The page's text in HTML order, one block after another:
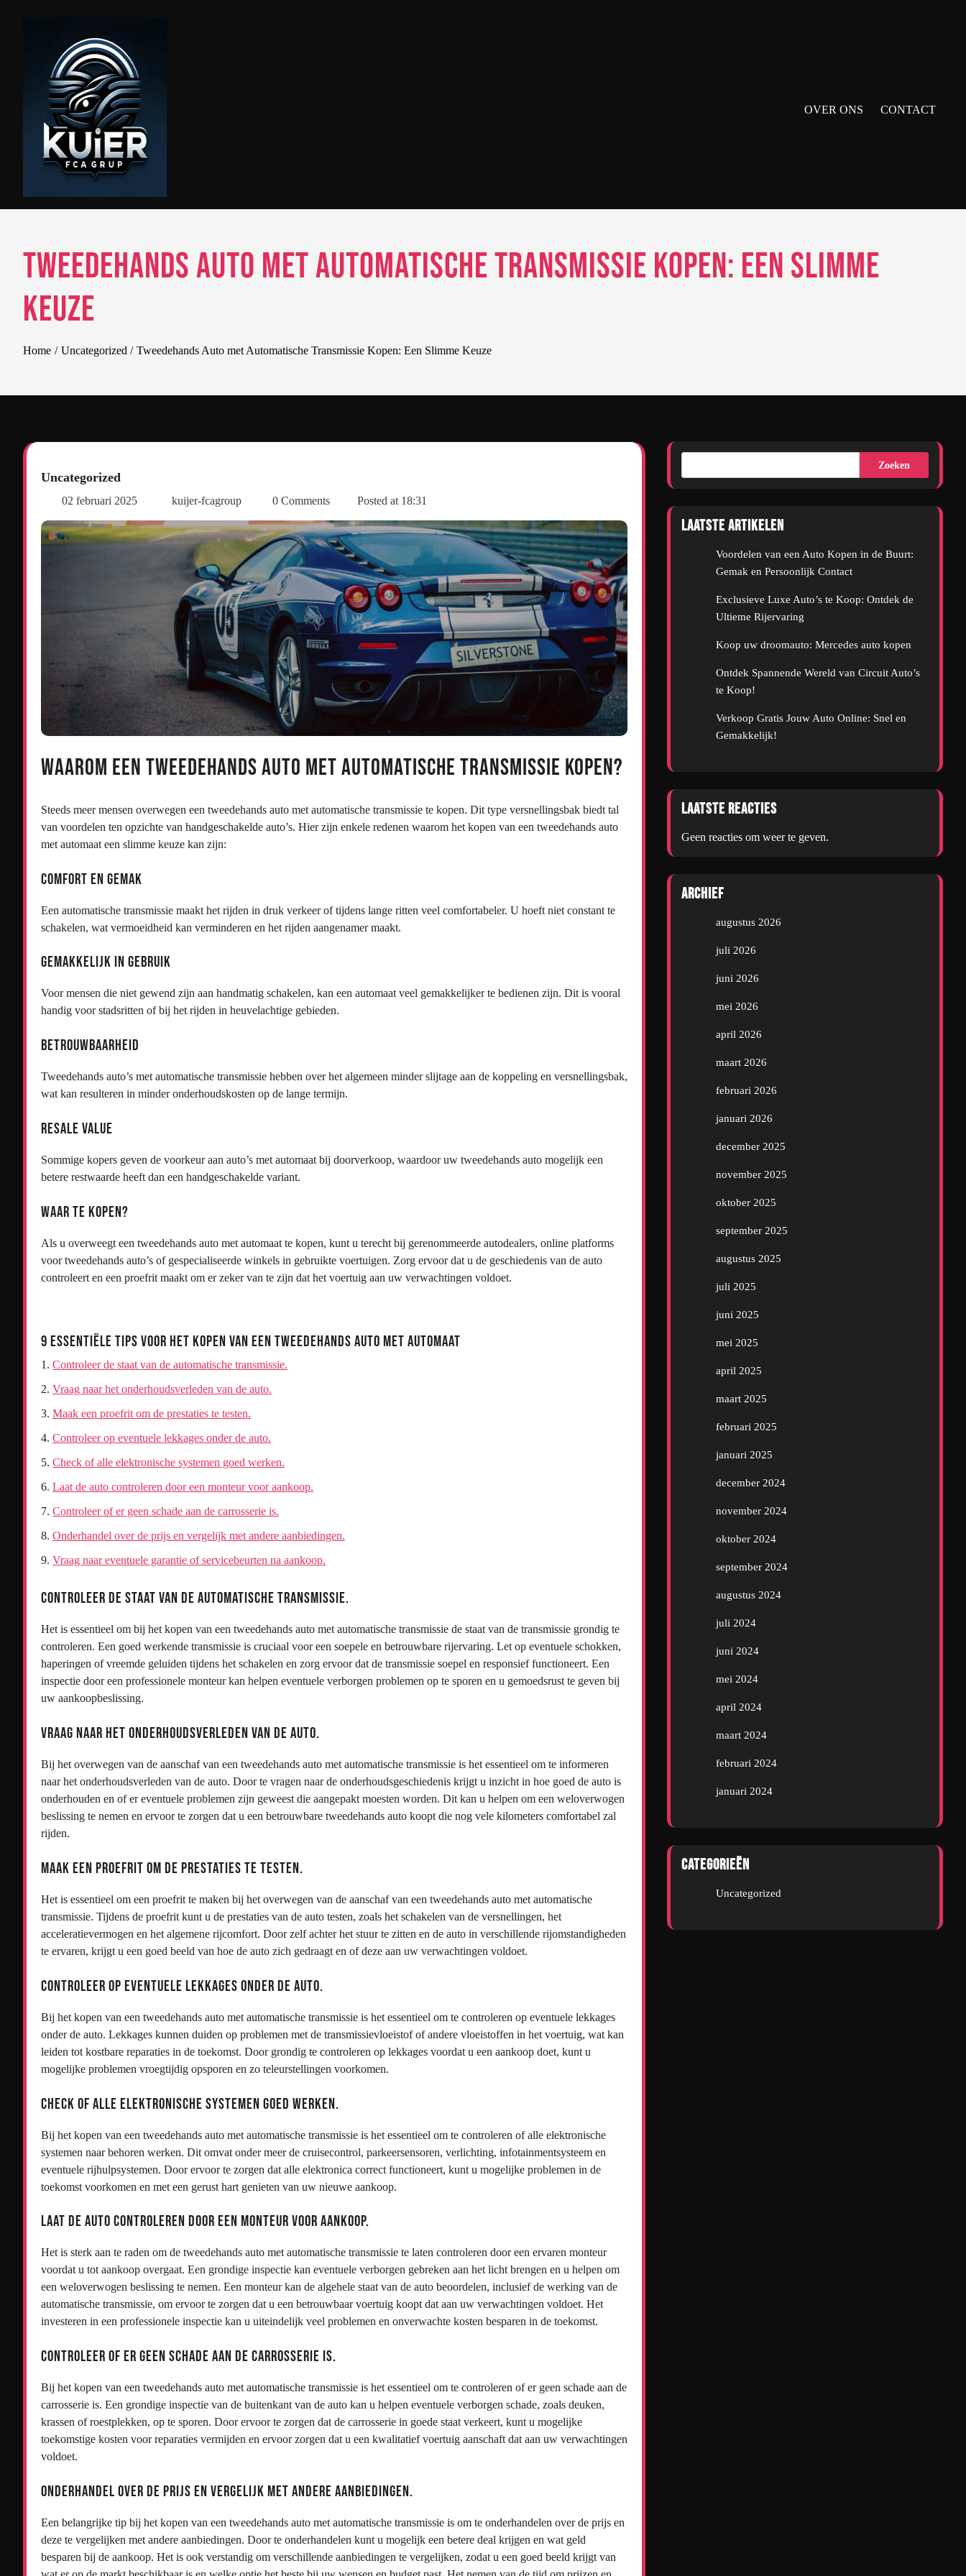
OVER ONS CONTACT
Tweedehands Auto met Automatische Transmissie Kopen: Een Slimme
Keuze
Home Uncategorized Tweedehands Auto met Automatische Transmissie Kopen: Een Slimme Keuze
Uncategorized
02 februari 2025 kuijer-fcagroup 0 Comments Posted at 18:31
Waarom Een Tweedehands Auto met Automatische Transmissie Kopen?
Steeds meer mensen overwegen een tweedehands auto met automatische transmissie te kopen. Dit type versnellingsbak biedt tal
van voordelen ten opzichte van handgeschakelde auto’s. Hier zijn enkele redenen waarom het kopen van een tweedehands auto
met automaat een slimme keuze kan zijn:
Comfort en Gemak
Een automatische transmissie maakt het rijden in druk verkeer of tijdens lange ritten veel comfortabeler. U hoeft niet constant te
schakelen, wat vermoeidheid kan verminderen en het rijden aangenamer maakt.
Gemakkelijk in Gebruik
Voor mensen die niet gewend zijn aan handmatig schakelen, kan een automaat veel gemakkelijker te bedienen zijn. Dit is vooral
handig voor stadsritten of bij het rijden in heuvelachtige gebieden.
Betrouwbaarheid
Tweedehands auto’s met automatische transmissie hebben over het algemeen minder slijtage aan de koppeling en versnellingsbak,
wat kan resulteren in minder onderhoudskosten op de lange termijn.
Resale Value
Sommige kopers geven de voorkeur aan auto’s met automaat bij doorverkoop, waardoor uw tweedehands auto mogelijk een
betere restwaarde heeft dan een handgeschakelde variant.
Waar Te Kopen?
Als u overweegt een tweedehands auto met automaat te kopen, kunt u terecht bij gerenommeerde autodealers, online platforms
voor tweedehands auto’s of gespecialiseerde winkels in gebruikte voertuigen. Zorg ervoor dat u de geschiedenis van de auto
controleert en een proefrit maakt om er zeker van te zijn dat het voertuig aan uw verwachtingen voldoet.
9 Essentiële Tips voor het Kopen van een Tweedehands Auto met Automaat
Controleer de staat van de automatische transmissie.
Vraag naar het onderhoudsverleden van de auto.
Maak een proefrit om de prestaties te testen.
Controleer op eventuele lekkages onder de auto.
Check of alle elektronische systemen goed werken.
Laat de auto controleren door een monteur voor aankoop.
Controleer of er geen schade aan de carrosserie is.
Onderhandel over de prijs en vergelijk met andere aanbiedingen.
Vraag naar eventuele garantie of servicebeurten na aankoop.
Controleer de staat van de automatische transmissie.
Het is essentieel om bij het kopen van een tweedehands auto met automatische transmissie de staat van de transmissie grondig te
controleren. Een goed werkende transmissie is cruciaal voor een soepele en betrouwbare rijervaring. Let op eventuele schokken,
haperingen of vreemde geluiden tijdens het schakelen en zorg ervoor dat de transmissie soepel en responsief functioneert. Een
inspectie door een professionele monteur kan helpen eventuele verborgen problemen op te sporen en u gemoedsrust te geven bij
uw aankoopbeslissing.
Vraag naar het onderhoudsverleden van de auto.
Bij het overwegen van de aanschaf van een tweedehands auto met automatische transmissie is het essentieel om te informeren
naar het onderhoudsverleden van de auto. Door te vragen naar de onderhoudsgeschiedenis krijgt u inzicht in hoe goed de auto is
onderhouden en of er eventuele problemen zijn geweest die aangepakt moesten worden. Dit kan u helpen om een weloverwogen
beslissing te nemen en ervoor te zorgen dat u een betrouwbare tweedehands auto koopt die nog vele kilometers comfortabel zal
rijden.
Maak een proefrit om de prestaties te testen.
Het is essentieel om een proefrit te maken bij het overwegen van de aanschaf van een tweedehands auto met automatische
transmissie. Tijdens de proefrit kunt u de prestaties van de auto testen, zoals het schakelen van de versnellingen, het
acceleratievermogen en het algemene rijcomfort. Door zelf achter het stuur te zitten en de auto in verschillende rijomstandigheden
te ervaren, krijgt u een goed beeld van hoe de auto zich gedraagt en of deze aan uw verwachtingen voldoet.
Controleer op eventuele lekkages onder de auto.
Bij het kopen van een tweedehands auto met automatische transmissie is het essentieel om te controleren op eventuele lekkages
onder de auto. Lekkages kunnen duiden op problemen met de transmissievloeistof of andere vloeistoffen in het voertuig, wat kan
leiden tot kostbare reparaties in de toekomst. Door grondig te controleren op lekkages voordat u een aankoop doet, kunt u
mogelijke problemen vroegtijdig opsporen en zo teleurstellingen voorkomen.
Check of alle elektronische systemen goed werken.
Bij het kopen van een tweedehands auto met automatische transmissie is het essentieel om te controleren of alle elektronische
systemen naar behoren werken. Dit omvat onder meer de cruisecontrol, parkeersensoren, verlichting, infotainmentsysteem en
eventuele rijhulpsystemen. Door ervoor te zorgen dat alle elektronica correct functioneert, kunt u mogelijke problemen in de
toekomst voorkomen en met een gerust hart genieten van uw nieuwe aankoop.
Laat de auto controleren door een monteur voor aankoop.
Het is sterk aan te raden om de tweedehands auto met automatische transmissie te laten controleren door een ervaren monteur
voordat u tot aankoop overgaat. Een grondige inspectie kan eventuele verborgen gebreken aan het licht brengen en u helpen om
een weloverwogen beslissing te nemen. Een monteur kan de algehele staat van de auto beoordelen, inclusief de werking van de
automatische transmissie, om ervoor te zorgen dat u een betrouwbaar voertuig koopt dat aan uw verwachtingen voldoet. Het
investeren in een professionele inspectie kan u uiteindelijk veel problemen en onverwachte kosten besparen in de toekomst.
Controleer of er geen schade aan de carrosserie is.
Bij het kopen van een tweedehands auto met automatische transmissie is het essentieel om te controleren of er geen schade aan de
carrosserie is. Een grondige inspectie van de buitenkant van de auto kan u helpen eventuele verborgen schade, zoals deuken,
krassen of roestplekken, op te sporen. Door ervoor te zorgen dat de carrosserie in goede staat verkeert, kunt u mogelijke
toekomstige kosten voor reparaties vermijden en ervoor zorgen dat u een kwalitatief voertuig aanschaft dat aan uw verwachtingen
voldoet.
Onderhandel over de prijs en vergelijk met andere aanbiedingen.
Een belangrijke tip bij het kopen van een tweedehands auto met automatische transmissie is om te onderhandelen over de prijs en
deze te vergelijken met andere aanbiedingen. Door te onderhandelen kunt u mogelijk een betere deal krijgen en wat geld
besparen bij de aankoop. Het is ook verstandig om verschillende aanbiedingen te vergelijken, zodat u een goed beeld krijgt van
Zoeken
Laatste artikelen
Voordelen van een Auto Kopen in de Buurt:
Gemak en Persoonlijk Contact
Exclusieve Luxe Auto’s te Koop: Ontdek de
Ultieme Rijervaring
Koop uw droomauto: Mercedes auto kopen
Ontdek Spannende Wereld van Circuit Auto’s
te Koop!
Verkoop Gratis Jouw Auto Online: Snel en
Gemakkelijk!
Laatste reacties
Geen reacties om weer te geven.
Archief
augustus 2026
juli 2026
juni 2026
mei 2026
april 2026
maart 2026
februari 2026
januari 2026
december 2025
november 2025
oktober 2025
september 2025
augustus 2025
juli 2025
juni 2025
mei 2025
april 2025
maart 2025
februari 2025
januari 2025
december 2024
november 2024
oktober 2024
september 2024
augustus 2024
juli 2024
juni 2024
mei 2024
april 2024
maart 2024
februari 2024
januari 2024
Categorieën
Uncategorized